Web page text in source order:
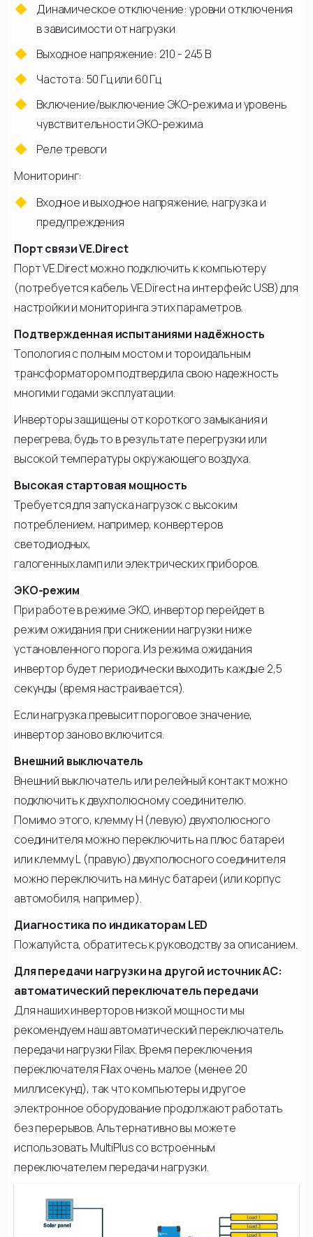
Динамическое отключение: уровни отключения
в зависимости от нагрузки
Выходное напряжение: 210 - 245 В
Частота: 50 Гц или 60 Гц
Включение/выключение ЭКО-режима и уровень
чувствительности ЭКО-режима
Реле тревоги
Мониторинг:
Входное и выходное напряжение, нагрузка и
предупреждения
Порт связи VE.Direct
Порт VE.Direct можно подключить к компьютеру
(потребуется кабель VE.Direct на интерфейс USB) для
настройки и мониторинга этих параметров.
Подтвержденная испытаниями надёжность
Топология с полным мостом и тороидальным
трансформатором подтвердила свою надежность
многими годами эксплуатации.
Инверторы защищены от короткого замыкания и
перегрева, будь то в результате перегрузки или
высокой температуры окружающего воздуха.
Высокая стартовая мощность
Требуется для запуска нагрузок с высоким
потреблением, например, конвертеров
светодиодных,
галогенных ламп или электрических приборов.
ЭКО-режим
При работе в режиме ЭКО, инвертор перейдет в
режим ожидания при снижении нагрузки ниже
установленного порога. Из режима ожидания
инвертор будет периодически выходить каждые 2,5
секунды (время настраивается).
Если нагрузка превысит пороговое значение,
инвертор заново включится.
Внешний выключатель
Внешний выключатель или релейный контакт можно
подключить к двухполюсному соединителю.
Помимо этого, клемму Н (левую) двухполюсного
соединителя можно переключить на плюс батареи
или клемму L (правую) двухполюсного соединителя
можно переключить на минус батареи (или корпус
автомобиля, например).
Диагностика по индикаторам LED
Пожалуйста, обратитесь к руководству за описанием.
Для передачи нагрузки на другой источник АС:
автоматический переключатель передачи
Для наших инверторов низкой мощности мы
рекомендуем наш автоматический переключатель
передачи нагрузки Filax. Время переключения
переключателя Filax очень малое (менее 20
миллисекунд), так что компьютеры и другое
электронное оборудование продолжают работать
без перерывов. Альтернативно вы можете
использовать MultiPlus со встроенным
переключателем передачи нагрузки.